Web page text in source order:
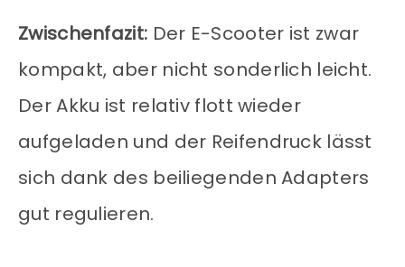
Zwischenfazit: Der E-Scooter ist zwar
kompakt, aber nicht sonderlich leicht.
Der Akku ist relativ flott wieder
aufgeladen und der Reifendruck lässt
sich dank des beiliegenden Adapters
gut regulieren.